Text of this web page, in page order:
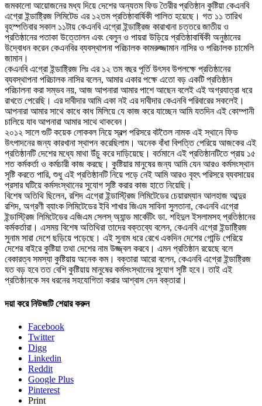
জমকালো আয়োজনের মধ্য দিয়ে দেশের অন্যতম ফিড তৈরীর প্রতিষ্ঠান কুষ্টিয়া কেএনবি
এগ্রো ইন্ডাষ্ট্রিজ লিমিটেড এর ১২তম প্রতিষ্ঠাবার্ষিকী পালিত হয়েছে। গত ১১ তারিখ
বৃহস্পতিবার সকাল ১১টায় কেএনবি এগ্রো ইন্ডাষ্ট্রিজ কারাখানা চত্তরে জাতীয় ও
প্রতিষ্ঠানের পতাকা উত্তোলন এবং বেলুন ও পায়রা উড়িয়ে প্রতিষ্ঠাবার্ষিকী অনুষ্ঠানের
উদ্বোধন করেন কেএনবির ব্যবস্থাপনা পরিচালক কামরুজ্জামান নাসির ও পরিচালক চামেলি
জামান।
কেএনবি এগ্রো ইন্ডাষ্ট্রিজ লিঃ এর ১২ তম বছর পূর্তি উৎসব উপলক্ষে প্রতিষ্ঠানের
ব্যবস্থাপনা পরিচালক নাসির বলেন, আমার একার পক্ষে এতো বড় একটি প্রতিষ্ঠান
পরিচালনা করা সম্ভব নয়, আজ আপনারা আমার পাশে আছেন বলেই এই অগ্রযাত্রা ধরে
রাখতে পেরেছি। এর দাবীদার আমি একা নই এর দাবীদার কেএনবি পরিবারের সকলেই।
আপনারা আমার সাথে কাধে কাধ মিলিয়ে যে কাজ করে যাচ্ছেন আমি যতদিন এই কোম্পানী
চালিয়ে যাব আপনারা আমার সাথে থাকবেন।
২০১২ সালে গুটি কয়েক লোকবল নিয়ে স্বল্প পরিসরে বটতৈল নামক এই স্থানে ফিড
উৎপাদনের জন্য কারখানা স্থাপন করেছিলাম। অনেক বাঁধা বিপত্তি পেরিয়ে আজকের এই
প্রতিষ্ঠানটি দেশের মধ্যে মাথা উঁচু করে দাড়িয়েছে। বর্তমানে এই প্রতিষ্ঠানটিতে প্রায় ১৫
শত কর্মকর্তা ও কর্মচারী কাজ করছে। কুষ্টিয়ার মানুষের জন্য আমি যেন আরও কর্মসংস্থান
সৃষ্টি করতে পারি, শুধু এই প্রতিষ্ঠানটি নিয়ে পড়ে নেই আমি আরও বৃহৎ পরিসরে ব্যবসায়ের
প্রসার ঘটিয়ে কর্মসংস্থানের সুযোগ সৃষ্টি করার কাজ হাতে নিয়েছি।
বিশেষ অতিথি ছিলেন, রশিদ এগ্রো ইন্ডাস্ট্রিজ লিমিটেডের চেয়ারম্যান আলহাজ আব্দুর
রশিদ, অগ্রণী ব্যাংক লিমিটেডের ইবি শাখার জিএম সাবিনা সুলতানা, কেএনবি এগ্রো
ইন্ডাস্ট্রিজ লিমিটেডের এজিএম সেলস্ অ্যান্ড মার্কেটিং ডা. শহিদুল ইসলামসহ প্রতিষ্ঠানের
কর্মকর্তারা। এসময় বিশেষ অতিথিরা তাদের বক্তব্যে বলেন, কেএনবি এগ্রো ইন্ডাষ্ট্রিজ
সুনাম সারা দেশে ছড়িয়ে পড়েছে। এই সুনাম ধরে রেখে একদিন দেশের গোন্ডি পেরিয়ে
দেশের বাইরে কুষ্টিয়া তথা দেশের নাম উজ্জ্বল করবে। এমন প্রতিষ্ঠান রয়েছে বলে
বেকারত্ব সমস্যা কুষ্টিয়ায় অনেক কম। বক্তারা আরো বলেন, কেএনবি এগ্রো ইন্ডাষ্ট্রিজ
যত বড় হবে তত বেশি কুষ্টিয়ায় মানুষের কর্মসংস্থানের সুযোগ সৃষ্টি হবে। তাই এই
প্রতিষ্ঠানকে সব ধরনের সহযোগিতা করার আশ্বাস দেন বক্তারা।
দয়া করে নিউজটি শেয়ার করুন
Facebook
Twitter
Digg
Linkedin
Reddit
Google Plus
Pinterest
Print